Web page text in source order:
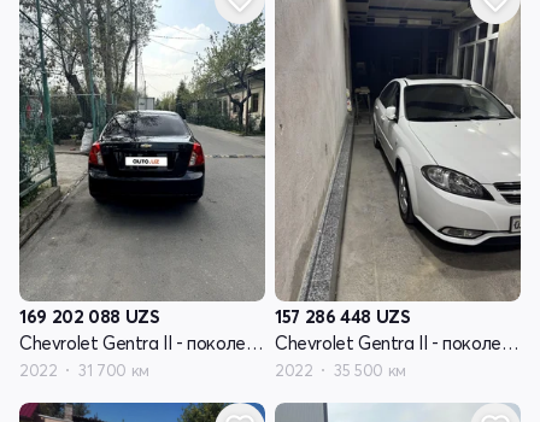
169 202 088 UZS
Chevrolet Gentra II - поколение
2022 31 700 км
157 286 448 UZS
Chevrolet Gentra II - поколение
2022 35 500 км